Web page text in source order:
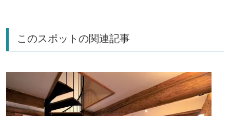
このスポットの関連記事